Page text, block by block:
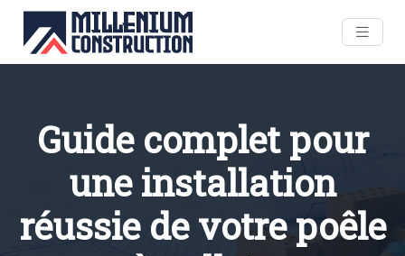
Guide complet pour
une installation
réussie de votre poêle